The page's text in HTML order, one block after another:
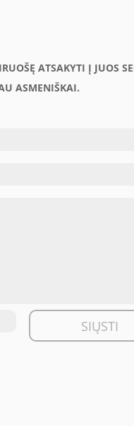
ATSAKYTI Į JUOS
ASMENIŠKAI.
SIŲSTI